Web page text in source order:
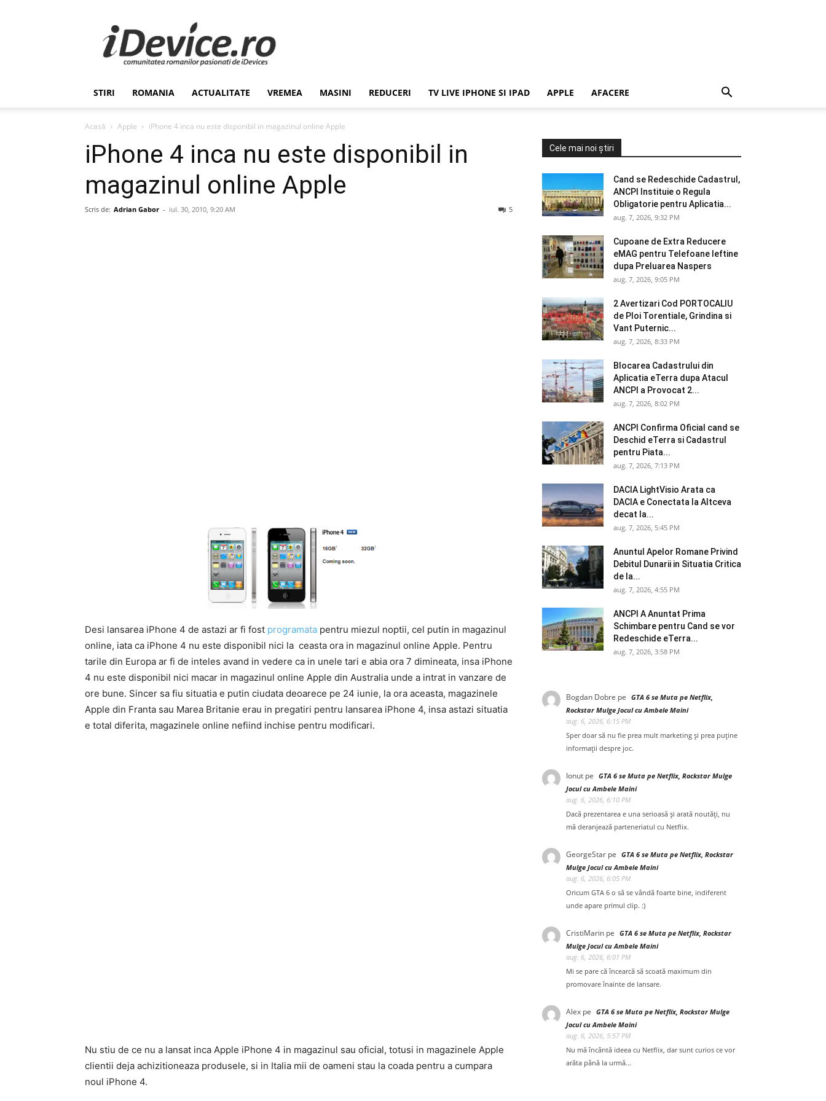
Stiri
de
Ultima
Ora
Romania,
Economie,
–
iDevice.ro
STIRI ROMANIA ACTUALITATE VREMEA MASINI REDUCERI TV LIVE IPHONE SI IPAD APPLE AFACERE
Acasă Apple iPhone 4 inca nu este disponibil in magazinul online Apple
iPhone 4 inca nu este disponibil in
magazinul online Apple
Scris de: Adrian Gabor - iul. 30, 2010, 9:20 AM 5
Desi lansarea iPhone 4 de astazi ar fi fost programata pentru miezul noptii, cel putin in magazinul
online, iata ca iPhone 4 nu este disponibil nici la ceasta ora in magazinul online Apple. Pentru
tarile din Europa ar fi de inteles avand in vedere ca in unele tari e abia ora 7 dimineata, insa iPhone
4 nu este disponibil nici macar in magazinul online Apple din Australia unde a intrat in vanzare de
ore bune. Sincer sa fiu situatia e putin ciudata deoarece pe 24 iunie, la ora aceasta, magazinele
Apple din Franta sau Marea Britanie erau in pregatiri pentru lansarea iPhone 4, insa astazi situatia
e total diferita, magazinele online nefiind inchise pentru modificari.
Nu stiu de ce nu a lansat inca Apple iPhone 4 in magazinul sau oficial, totusi in magazinele Apple
clientii deja achizitioneaza produsele, si in Italia mii de oameni stau la coada pentru a cumpara
noul iPhone 4.
Cele mai noi știri
Cand se Redeschide Cadastrul,
ANCPI Instituie o Regula
Obligatorie pentru Aplicatia...
aug. 7, 2026, 9:32 PM
Cupoane de Extra Reducere
eMAG pentru Telefoane Ieftine
dupa Preluarea Naspers
aug. 7, 2026, 9:05 PM
2 Avertizari Cod PORTOCALIU
de Ploi Torentiale, Grindina si
Vant Puternic...
aug. 7, 2026, 8:33 PM
Blocarea Cadastrului din
Aplicatia eTerra dupa Atacul
ANCPI a Provocat 2...
aug. 7, 2026, 8:02 PM
ANCPI Confirma Oficial cand se
Deschid eTerra si Cadastrul
pentru Piata...
aug. 7, 2026, 7:13 PM
DACIA LightVisio Arata ca
DACIA e Conectata la Altceva
decat la...
aug. 7, 2026, 5:45 PM
Anuntul Apelor Romane Privind
Debitul Dunarii in Situatia Critica
de la...
aug. 7, 2026, 4:55 PM
ANCPI A Anuntat Prima
Schimbare pentru Cand se vor
Redeschide eTerra...
aug. 7, 2026, 3:58 PM
Bogdan Dobre pe GTA 6 se Muta pe Netflix,
Rockstar Mulge Jocul cu Ambele Maini
aug. 6, 2026, 6:15 PM
Sper doar să nu fie prea mult marketing și prea puține
informații despre joc.
Ionut pe GTA 6 se Muta pe Netflix, Rockstar Mulge
Jocul cu Ambele Maini
aug. 6, 2026, 6:10 PM
Dacă prezentarea e una serioasă și arată noutăți, nu
mă deranjează parteneriatul cu Netflix.
GeorgeStar pe GTA 6 se Muta pe Netflix, Rockstar
Mulge Jocul cu Ambele Maini
aug. 6, 2026, 6:05 PM
Oricum GTA 6 o să se vândă foarte bine, indiferent
unde apare primul clip. :)
CristiMarin pe GTA 6 se Muta pe Netflix, Rockstar
Mulge Jocul cu Ambele Maini
aug. 6, 2026, 6:01 PM
Mi se pare că încearcă să scoată maximum din
promovare înainte de lansare.
Alex pe GTA 6 se Muta pe Netflix, Rockstar Mulge
Jocul cu Ambele Maini
aug. 6, 2026, 5:57 PM
Nu mă încântă ideea cu Netflix, dar sunt curios ce vor
arăta până la urmă...